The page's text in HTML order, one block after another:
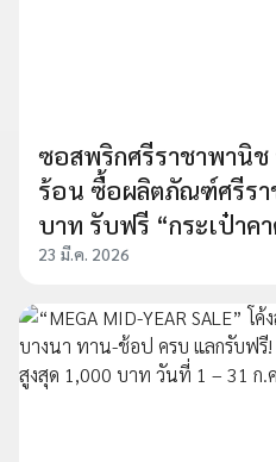
ซอสพริกศรีราชาพานิช
ร้อน ซื้อผลิตภัณฑ์ศรีร
บาท รับฟรี “กระเป๋าค
23 มี.ค. 2026